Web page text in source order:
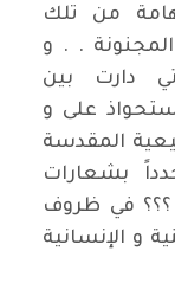
من تلك
المجنونة . . و
دارت بين
على و
المقدسة
بشعارات
؟؟؟ في ظروف
و الإنسانية